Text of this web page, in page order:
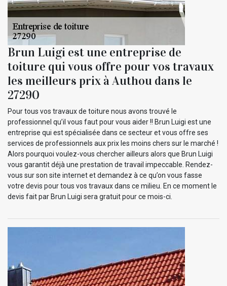
Brun Luigi est une entreprise de
toiture qui vous offre pour vos travaux
les meilleurs prix à Authou dans le
27290
Pour tous vos travaux de toiture nous avons trouvé le
professionnel qu’il vous faut pour vous aider !! Brun Luigi est une
entreprise qui est spécialisée dans ce secteur et vous offre ses
services de professionnels aux prix les moins chers sur le marché !
Alors pourquoi voulez-vous chercher ailleurs alors que Brun Luigi
vous garantit déjà une prestation de travail impeccable. Rendez-
vous sur son site internet et demandez à ce qu’on vous fasse
votre devis pour tous vos travaux dans ce milieu. En ce moment le
devis fait par Brun Luigi sera gratuit pour ce mois-ci.